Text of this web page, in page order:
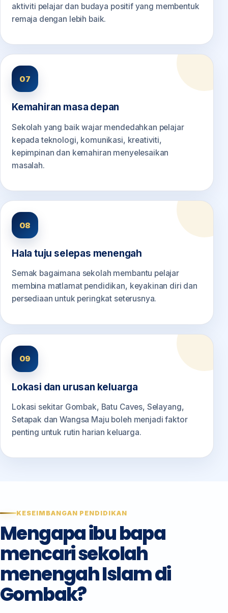
aktiviti pelajar dan budaya positif yang membentuk
remaja dengan lebih baik.
07
Kemahiran masa depan
Sekolah yang baik wajar mendedahkan pelajar
kepada teknologi, komunikasi, kreativiti,
kepimpinan dan kemahiran menyelesaikan
masalah.
08
Hala tuju selepas menengah
Semak bagaimana sekolah membantu pelajar
membina matlamat pendidikan, keyakinan diri dan
persediaan untuk peringkat seterusnya.
09
Lokasi dan urusan keluarga
Lokasi sekitar Gombak, Batu Caves, Selayang,
Setapak dan Wangsa Maju boleh menjadi faktor
penting untuk rutin harian keluarga.
KESEIMBANGAN PENDIDIKAN
Mengapa ibu bapa
mencari sekolah
menengah Islam di
Gombak?